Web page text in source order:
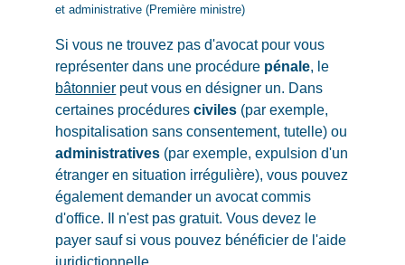
et administrative (Première ministre)
Si vous ne trouvez pas d'avocat pour vous
représenter dans une procédure pénale, le
bâtonnier peut vous en désigner un. Dans
certaines procédures civiles (par exemple,
hospitalisation sans consentement, tutelle) ou
administratives (par exemple, expulsion d'un
étranger en situation irrégulière), vous pouvez
également demander un avocat commis
d'office. Il n'est pas gratuit. Vous devez le
payer sauf si vous pouvez bénéficier de l'aide
juridictionnelle.